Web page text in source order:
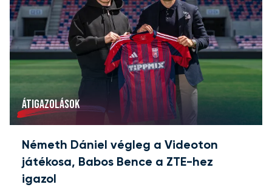
ÁTIGAZOLÁSOK
Németh Dániel végleg a Videoton
játékosa, Babos Bence a ZTE-hez
igazol